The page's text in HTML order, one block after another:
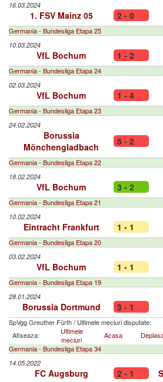
16.03.2024
1. FSV Mainz 05 2 - 0
Germania - Bundesliga Etapa 25
10.03.2024
VfL Bochum 1 - 2
Germania - Bundesliga Etapa 24
02.03.2024
VfL Bochum 1 - 4
Germania - Bundesliga Etapa 23
24.02.2024
Borussia
Mönchengladbach
5 - 2
Germania - Bundesliga Etapa 22
18.02.2024
VfL Bochum 3 - 2
Germania - Bundesliga Etapa 21
10.02.2024
Eintracht Frankfurt 1 - 1
Germania - Bundesliga Etapa 20
03.02.2024
VfL Bochum 1 - 1
Germania - Bundesliga Etapa 19
28.01.2024
Borussia Dortmund 3 - 1
SpVgg Greuther Fürth/ Ultimele meciuri disputate:
Afiseaza:
Ultimele
meciuri
Acasa
Germania - Bundesliga Etapa 34
14.05.2022
FC Augsburg 2 - 1